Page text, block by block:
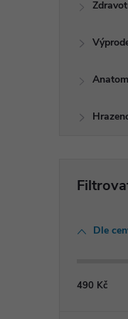
Dle
490 Kč